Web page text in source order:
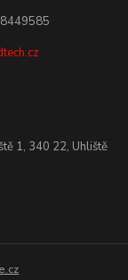
1, 340 22, Uhliště